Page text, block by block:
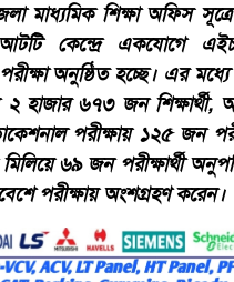
মাধ্যমিক শিক্ষা অফিস
কেন্দ্রে একযোগে
অনুষ্ঠিত হচ্ছে। এর
২ হাজার ৬৭৩ জন শিক্ষার্থী,
পরীক্ষায় ১২৫ জন
৬৯ জন পরীক্ষার্থী
পরীক্ষায় অংশগ্রহণ করেন।